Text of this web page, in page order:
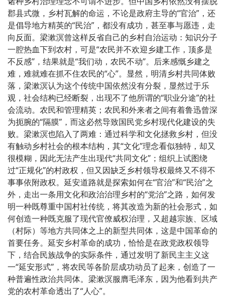
郡县式微，乡村瓦解的命运，不论是政府主导的“官治”，还
是倡导地方精英的“民治”，都没有成功，甚至事与愿违，走
向反面。梁漱溟曾这样反省自己的乡村自治运动：知识分子
一腔热血下到农村，可是“农民并不欢迎乡建工作，顶多是
不反感”，结果就是“我们动，农民不动”。后来感慨乡建之
难，难就难在抓不住农民的“心”。显然，明清乡村共同体败
落，梁漱溟认为这个传统中国依然没有分裂，显然过于乐
观，社会结构已经断裂，出现不了他所谓的“职业分途”的社
会流动。农民和管理精英；农民和外来者之间有着鲁迅曾深
为扼腕的“隔膜”，而这必然导致国民党乡村现代化建设的失
败。梁漱溟也陷入了两难：通过科学和文化拯救乡村，但没
有触动乡村社会的根本结构，其“文化”理念看似独特，却又
很模糊，因此无法产生出现代“共同文化”；组织上试图绕
过“正规化”的村政权，但又因缺乏乡村领导权最终又不得不
事事依附政权。延安道路就是探索如何在“官治”和“民治”之
外，走出一条用文化和政治治理乡村的“党治”之路，如何发
明一种既尊重中国村社传统，将其改造为新的社会形式，如
何创造一种既克服了现代官僚威权治理，又超越宗族、区域
（村际）等地方共同体之上的新型共同体，这是中国革命的
首要任务。延安乡村革命的成功，恰恰是在政党政权领导
下，结合民族战争的实际条件，通过发明了新民主主义这
一“延安形式”，将农民等各阶层成功动员了起来，创造了一
种普遍性政治共同体。梁漱溟服膺毛泽东，因为他看到共产
党的农村革命透出了“人心”。